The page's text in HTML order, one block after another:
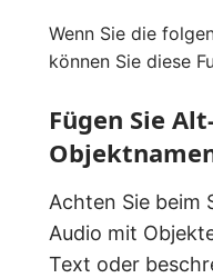
Wenn Sie die
können Sie diese
Fügen Sie
Achten Sie beim
Audio mit
Text oder